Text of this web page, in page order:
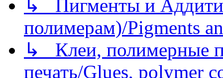
↳ Пигменты и
полимерам)/Pigments
↳ Клеи, полимерные
печать/Glues, polymer